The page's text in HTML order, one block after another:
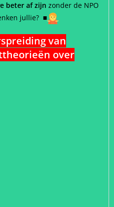
beter af zijn zonder de NPO
jullie? ■
van
over